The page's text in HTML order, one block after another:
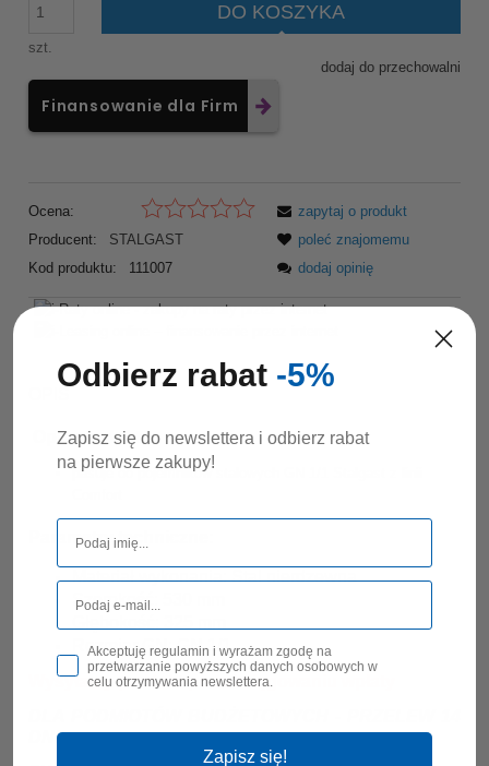
szt.
DO KOSZYKA
dodaj do przechowalni
Finansowanie dla Firm
Ocena:
Producent:
STALGAST
Kod produktu:
111007
zapytaj o produkt
poleć znajomemu
dodaj opinię
Opis produktu:
pasuje do pojemników stalowych GN 1/1 Stalgast z linii
Parametry techniczne:
Materiał wykonania: Stal nierdzewna
Szerokość: 530 mm
Rozmiar GN: GN 1/1
Wysyłamy produkt po zaksięgowaniu wpłaty
DNI
Odbierz rabat -5%
Zapisz się do newslettera i odbierz rabat
na pierwsze zakupy!
Akceptuję regulamin i wyrażam zgodę na
przetwarzanie powyższych danych osobowych w
celu otrzymywania newslettera.
Zapisz się!